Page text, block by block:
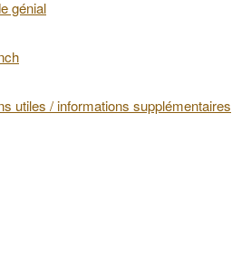
génial
utiles / informations supplémentaires